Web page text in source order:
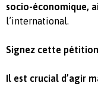
socio-économique,
l’international.
Signez cette
Il est crucial d’agir